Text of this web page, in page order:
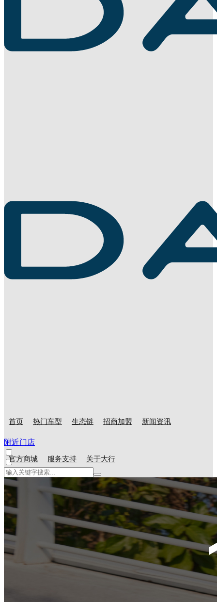
首页 热门车型 生态链 招商加盟 新闻资讯
官方商城 服务支持 关于大行
附近门店